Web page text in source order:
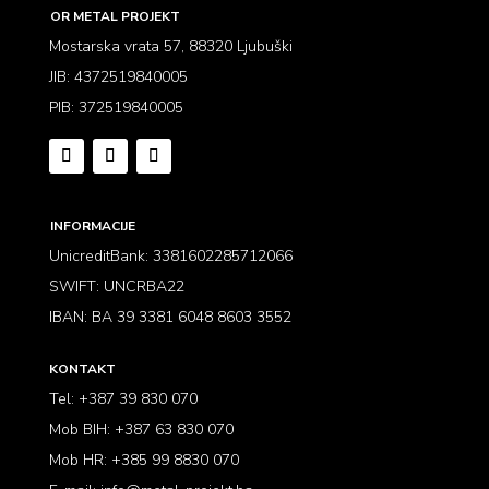
OR METAL PROJEKT
Mostarska vrata 57, 88320 Ljubuški
JIB: 4372519840005
PIB: 372519840005
INFORMACIJE
UnicreditBank: 3381602285712066
SWIFT: UNCRBA22
IBAN: BA 39 3381 6048 8603 3552
KONTAKT
Tel: +387 39 830 070
Mob BIH: +387 63 830 070
Mob HR: +385 99 8830 070